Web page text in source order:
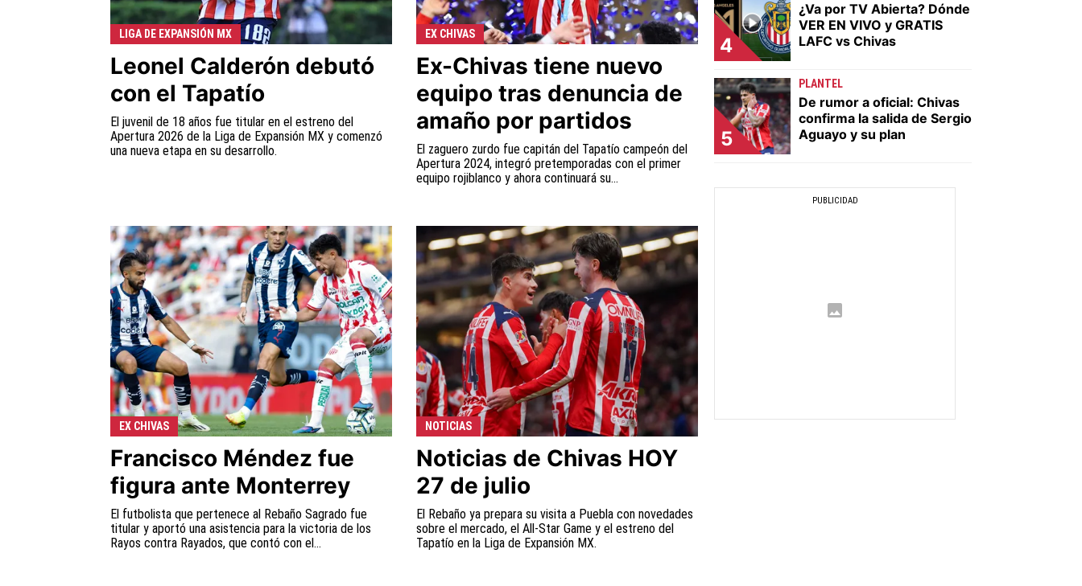
LIGA DE EXPANSIÓN MX
Leonel Calderón debutó
con el Tapatío
El juvenil de 18 años fue titular en el estreno del
Apertura 2026 de la Liga de Expansión MX y comenzó
una nueva etapa en su desarrollo.
EX CHIVAS
Ex-Chivas tiene nuevo
equipo tras denuncia de
amaño por partidos
El zaguero zurdo fue capitán del Tapatío campeón del
Apertura 2024, integró pretemporadas con el primer
equipo rojiblanco y ahora continuará su...
EX CHIVAS
Francisco Méndez fue
figura ante Monterrey
El futbolista que pertenece al Rebaño Sagrado fue
titular y aportó una asistencia para la victoria de los
Rayos contra Rayados, que contó con el...
NOTICIAS
Noticias de Chivas HOY
27 de julio
El Rebaño ya prepara su visita a Puebla con novedades
sobre el mercado, el All-Star Game y el estreno del
Tapatío en la Liga de Expansión MX.
4
¿Va por TV Abierta? Dónde
VER EN VIVO y GRATIS
LAFC vs Chivas
5
PLANTEL
De rumor a oficial: Chivas
confirma la salida de Sergio
Aguayo y su plan